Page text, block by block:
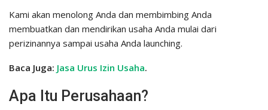
Kami akan menolong Anda dan membimbing Anda
membuatkan dan mendirikan usaha Anda mulai dari
perizinannya sampai usaha Anda launching.
Baca Juga: Jasa Urus Izin Usaha.
Apa Itu Perusahaan?